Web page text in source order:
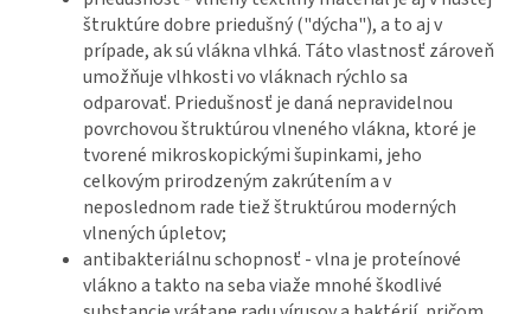
štruktúre dobre priedušný ("dýcha"), a to aj v
prípade, ak sú vlákna vlhká. Táto vlastnosť zároveň
umožňuje vlhkosti vo vláknach rýchlo sa
odparovať. Priedušnosť je daná nepravidelnou
povrchovou štruktúrou vlneného vlákna, ktoré je
tvorené mikroskopickými šupinkami, jeho
celkovým prirodzeným zakrútením a v
neposlednom rade tiež štruktúrou moderných
vlnených úpletov;
antibakteriálnu schopnosť - vlna je proteínové
vlákno a takto na seba viaže mnohé škodlivé